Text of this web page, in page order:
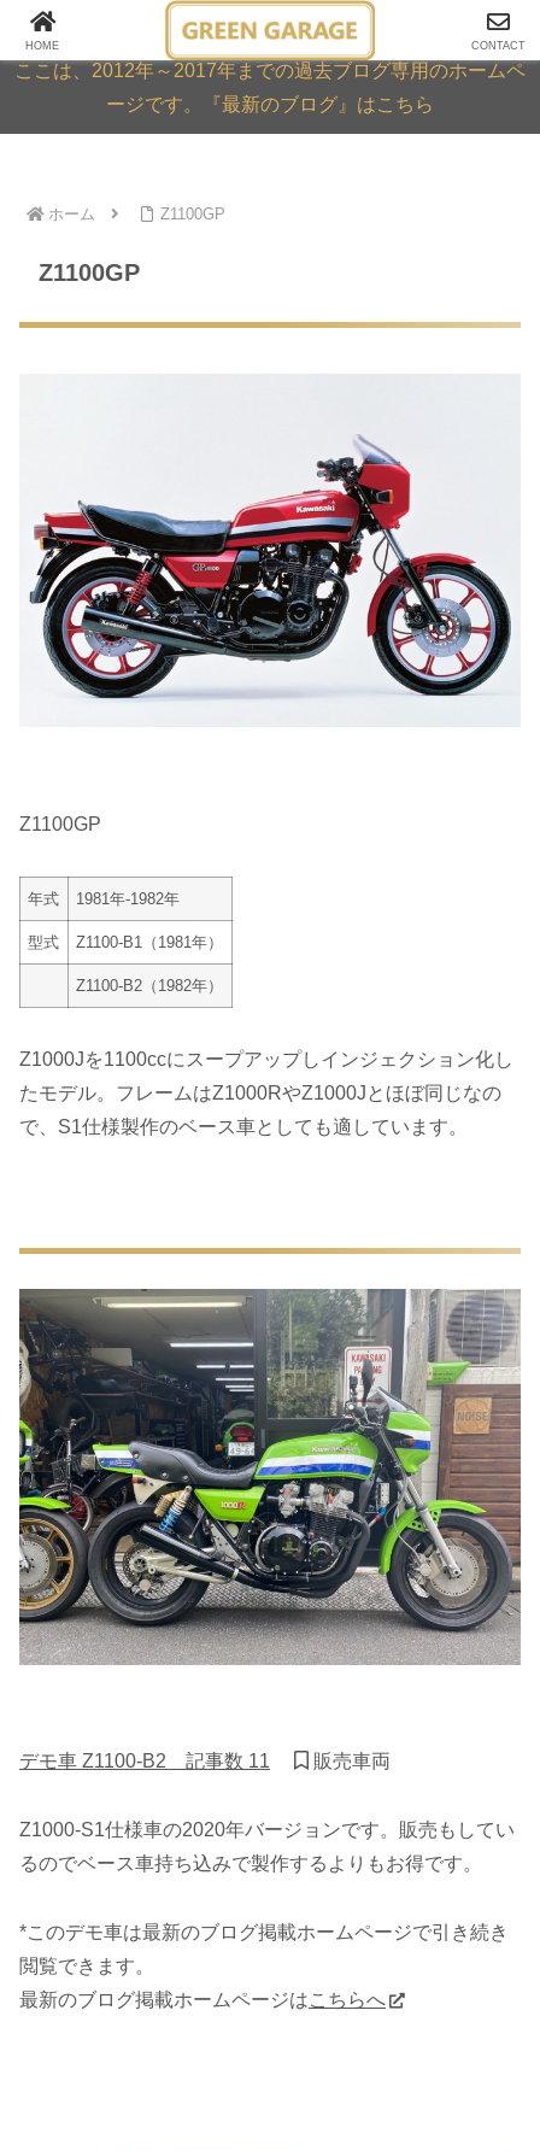
GREEN GARAGE ARCHIVE
ここは、2012年～2017年までの過去ブログ専用のホームペ
ージです。『最新のブログ』はこちら
ホーム Z1100GP
Z1100GP
Z1100GP
年式 1981年-1982年
型式 Z1100-B1（1981年）
Z1100-B2（1982年）
Z1000Jを1100ccにスープアップしインジェクション化し
たモデル。フレームはZ1000RやZ1000Jとほぼ同じなの
で、S1仕様製作のベース車としても適しています。
デモ車 Z1100-B2 記事数 11 販売車両
Z1000-S1仕様車の2020年バージョンです。販売もしてい
るのでベース車持ち込みで製作するよりもお得です。
*このデモ車は最新のブログ掲載ホームページで引き続き
閲覧できます。
最新のブログ掲載ホームページはこちらへ
HOME CONTACT